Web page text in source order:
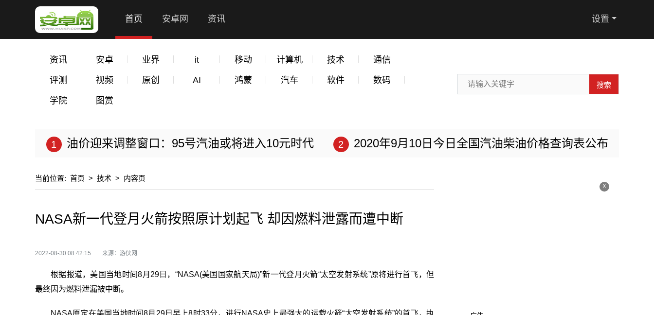
首页 安卓网 资讯 设置
资讯 安卓 业界 it 移动 计算机 技术 通信
评测 视频 原创 AI 鸿蒙 汽车 软件 数码
学院 图赏
搜索
油价迎来调整窗口：95号汽油或将进入10元时代 2020年9月10日今日全国汽油柴油价格查询表公布
当前位置: 首页 > 技术 > 内容页
NASA新一代登月火箭按照原计划起飞 却因燃料泄露而遭中断
2022-08-30 08:42:15 来源：游侠网
根据报道，美国当地时间8月29日，“NASA(美国 国家航天局)”新一代登月火箭“太空发射系统”原将进行首飞，但
最终因为燃料泄漏被中断。
NASA原定在美国当地时间8月29日早上8时33分，进行NASA史上最强大的运载火箭“太空发射系统”的首飞，执
x